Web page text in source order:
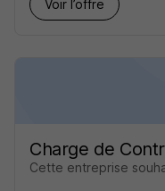
Voir l’offre
Charge de
Cette entreprise